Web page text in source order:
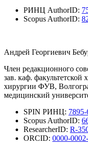
РИНЦ AuthorID:
Scopus AuthorID:
Андрей Георгиевич
Член редакционного
зав. каф. факультетской
хирургии ФУВ,
медицинский
SPIN РИНЦ:
Scopus AuthorID:
ResearcherID: R-
ORCID: 0000-